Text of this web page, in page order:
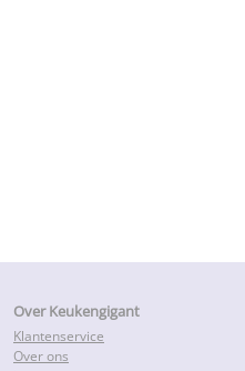
Over Keukengigant
Klantenservice
Over ons